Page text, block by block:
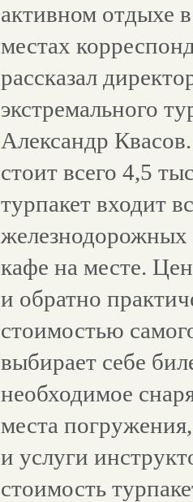
активном отдыхе
местах
рассказал
экстремального
Александр
стоит всего 4,5
турпакет входит
железнодорожных
кафе на месте.
и обратно
стоимостью
выбирает себе
необходимое
места
и услуги
стоимость